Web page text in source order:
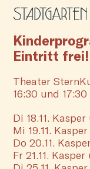
Eintritt frei!
Theater
16:30 und 17:30
Di 18.11.
Mi 19.11.
Do 20.11.
Fr 21.11.